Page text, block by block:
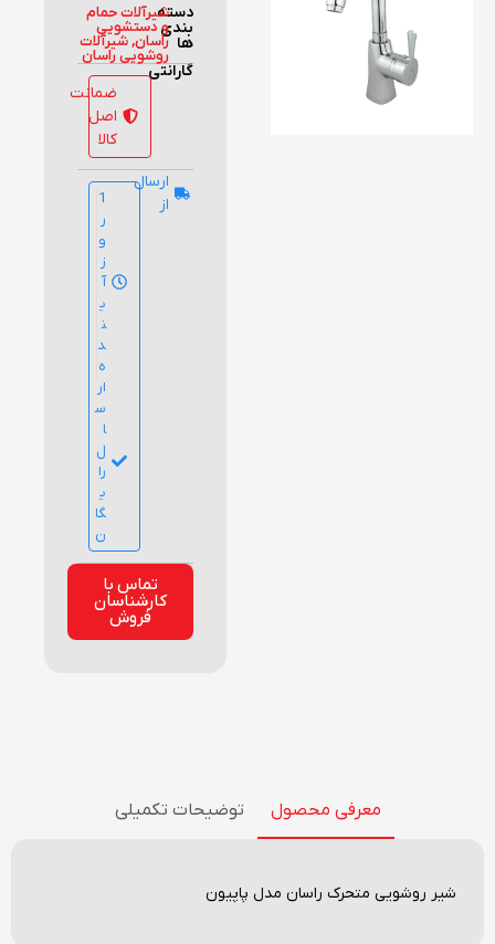
دسته
بندی
ها
شیرآلات حمام
و دستشویی
راسان,شیرآلات
روشویی راسان
گارانتی
ضمانت
اصل
کالا
ارسال
از
1
ر
و
ز
آ
ی
ن
د
ه
ار
س
ا
ل
را
ی
گا
ن
تماس با
کارشناسان
فروش
معرفی محصول توضیحات تکمیلی
شیر روشویی متحرک راسان مدل پاپیون